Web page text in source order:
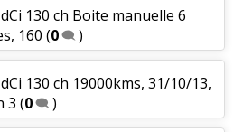
dCi 130 ch Boite manuelle 6
160 (0 )
dCi 130 ch 19000kms, 31/10/13,
3 (0 )